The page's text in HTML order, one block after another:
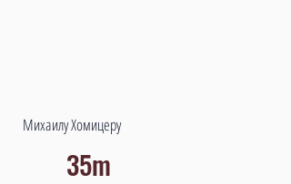
Михаилу Хомицеру
35m